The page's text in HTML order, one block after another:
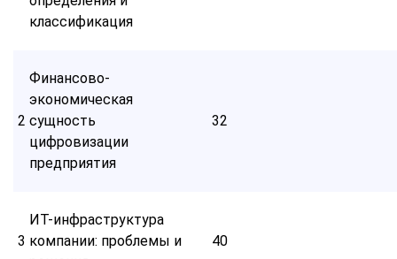
классификация
2
Финансово-
экономическая
сущность
цифровизации
предприятия
32
3
ИТ-инфраструктура
компании: проблемы и
40